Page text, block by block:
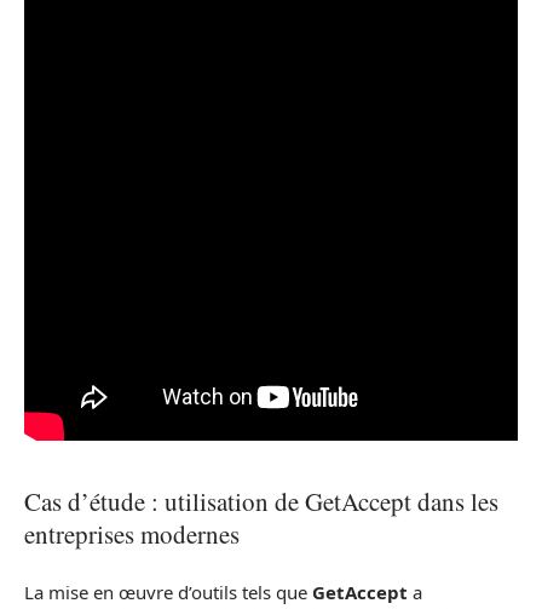
Cas d’étude : utilisation de GetAccept dans les
entreprises modernes
La mise en œuvre d’outils tels que GetAccept a